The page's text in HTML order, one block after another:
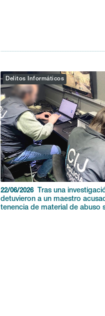
Delitos Informáticos
22/06/2026
Tras una
detuvieron a un maestro
tenencia de material de abuso